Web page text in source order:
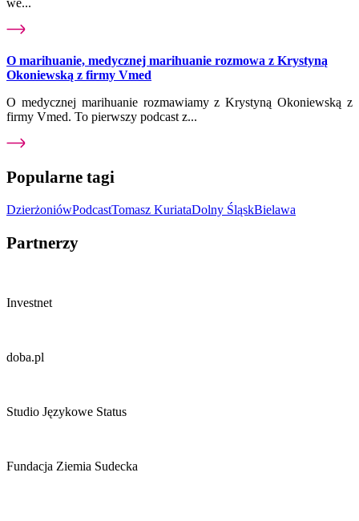
O marihuanie, medycznej marihuanie rozmowa z Krystyną
Okoniewską z firmy Vmed
O medycznej marihuanie rozmawiamy z Krystyną Okoniewską z
firmy Vmed. To pierwszy podcast z...
Popularne tagi
DzierżoniówPodcastTomasz KuriataDolny ŚląskBielawa
Partnerzy
Investnet
doba.pl
Studio Językowe Status
Fundacja Ziemia Sudecka